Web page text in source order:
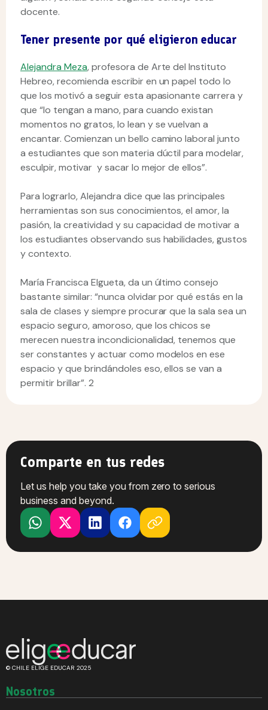
docente.
Tener presente por qué eligieron educar
Alejandra Meza, profesora de Arte del Instituto
Hebreo, recomienda escribir en un papel todo lo
que los motivó a seguir esta apasionante carrera y
que “lo tengan a mano, para cuando existan
momentos no gratos, lo lean y se vuelvan a
encantar. Comienzan un bello camino laboral junto
a estudiantes que son materia dúctil para modelar,
esculpir, motivar y sacar lo mejor de ellos”.
Para lograrlo, Alejandra dice que las principales
herramientas son sus conocimientos, el amor, la
pasión, la creatividad y su capacidad de motivar a
los estudiantes observando sus habilidades, gustos
y contexto.
María Francisca Elgueta, da un último consejo
bastante similar: “nunca olvidar por qué estás en la
sala de clases y siempre procurar que la sala sea un
espacio seguro, amoroso, que los chicos se
merecen nuestra incondicionalidad, tenemos que
ser constantes y actuar como modelos en ese
espacio y que brindándoles eso, ellos se van a
permitir brillar”. 2
Comparte en tus redes
Let us help you take you from zero to serious
business and beyond.
© CHILE ELIGE EDUCAR 2025
Nosotros